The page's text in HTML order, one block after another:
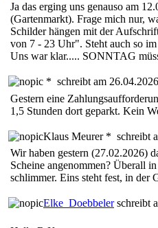
Ja das erging uns genauso am
(Gartenmarkt). Frage mich nur,
Schilder hängen mit der
von 7 - 23 Uhr". Steht auch so
Uns war klar..... SONNTAG
* schreibt am
Gestern eine
1,5 Stunden dort geparkt. Kein
Klaus Meurer * schreibt
Wir haben gestern (27.02.2026)
Scheine angenommen? Überall
schlimmer. Eins steht fest, in der
Elke_Doebbeler schreibt